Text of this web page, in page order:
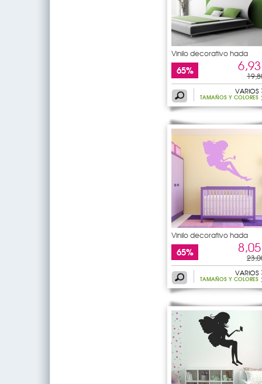
Vinilo decorativo hada
65%
VARIOS
TAMAÑOS Y COLORES
Vinilo decorativo hada
65%
VARIOS
TAMAÑOS Y COLORES